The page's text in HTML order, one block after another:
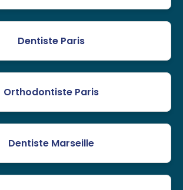
Dentiste Paris
Orthodontiste Paris
Dentiste Marseille